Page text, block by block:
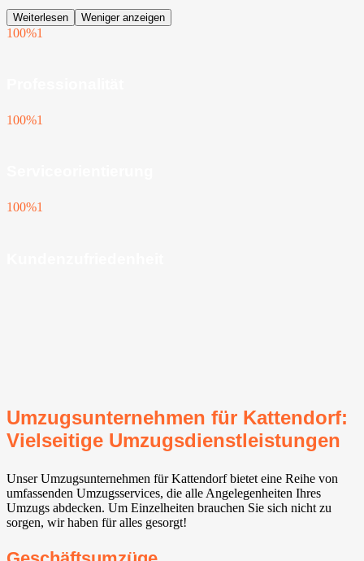
Weiterlesen Weniger anzeigen
100%1
100%1
100%1
Umzugsunternehmen für Kattendorf:
Vielseitige Umzugsdienstleistungen
Unser Umzugsunternehmen für Kattendorf bietet eine Reihe von
umfassenden Umzugsservices, die alle Angelegenheiten Ihres
Umzugs abdecken. Um Einzelheiten brauchen Sie sich nicht zu
sorgen, wir haben für alles gesorgt!